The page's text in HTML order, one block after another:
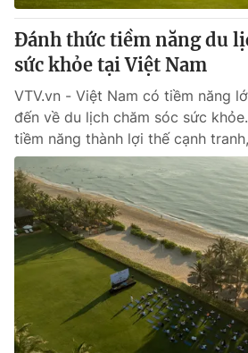
Đánh thức tiềm năng du
sức khỏe tại Việt Nam
VTV.vn - Việt Nam có tiềm năng
đến về du lịch chăm sóc sức
tiềm năng thành lợi thế cạnh